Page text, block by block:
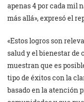
apenas 4 por cada mil
más allá», expresó el
«Estos logros son
salud y el bienestar de
muestran que es
tipo de éxitos con la
basado en la atención